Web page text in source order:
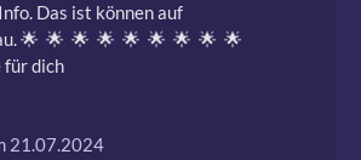
Das ist können auf
🌟  🌟  🌟  🌟  🌟  🌟  🌟  🌟  🌟
für dich
21.07.2024